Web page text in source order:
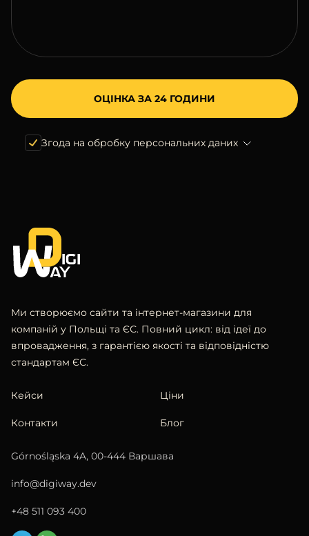
Згода на обробку персональних даних
Ми створюємо сайти та інтернет-магазини для
компаній у Польщі та ЄС. Повний цикл: від ідеї до
впровадження, з гарантією якості та відповідністю
стандартам ЄС.
Кейси Ціни
Контакти Блог
Górnośląska 4A, 00-444 Варшава
info@digiway.dev
+48 511 093 400